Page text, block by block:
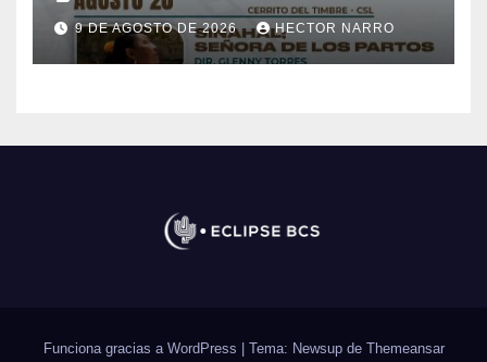
Cerrito del Timbre de Cabo
San Lucas
9 DE AGOSTO DE 2026 HECTOR NARRO
Funciona gracias a WordPress Tema: Newsup de Themeansar